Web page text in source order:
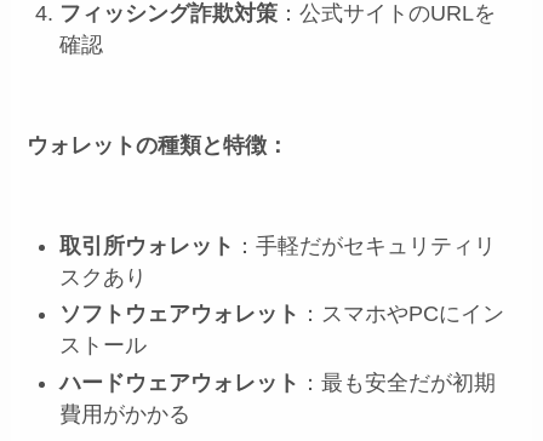
フィッシング詐欺対策 ：公式サイトのURLを
確認
ウォレットの種類と特徴：
取引所ウォレット ：手軽だがセキュリティリ
スクあり
ソフトウェアウォレット ：スマホやPCにイン
ストール
ハードウェアウォレット ：最も安全だが初期
費用がかかる